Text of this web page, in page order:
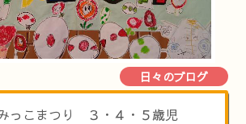
日々のブログ
っこまつり ３・４・５歳児